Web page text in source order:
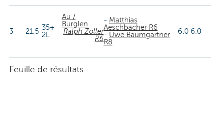
3 21.5 35+
2L
Au /
Bürglen
Ralph Zoller
R6
- Matthias
Aeschbacher R6
- Uwe Baumgartner
R8
6:0 6:0
Feuille de résultats